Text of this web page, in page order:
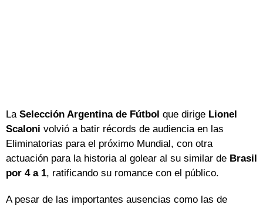
LaSelección Argentina de Fútbol que dirige Lionel
Scaloni volvió a batir récords de audiencia en las
Eliminatorias para el próximo Mundial, con otra
actuación para la historia al golear al su similar de Brasil
por 4 a 1, ratificando su romance con el público.
A pesar de las importantes ausencias como las de